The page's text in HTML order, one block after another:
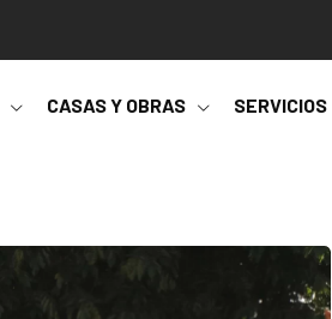
CASAS Y OBRAS SERVICIOS